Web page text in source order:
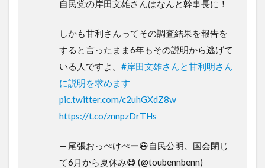
自民党の岸田文雄さんはなんと幹事長に！
しかも甘利さんってその調査結果を報告を
すると言ったまま6年もその説明から逃げて
いる人ですよ。 #岸田文雄さんと甘利明さん
に説明を求めます
pic.twitter.com/c2uhGXdZ8w
https://t.co/znnpzDrTHs
— 尾張おっぺけぺー😷自民公明、国会閉じ
て6月から夏休み😷 (@toubennbenn)